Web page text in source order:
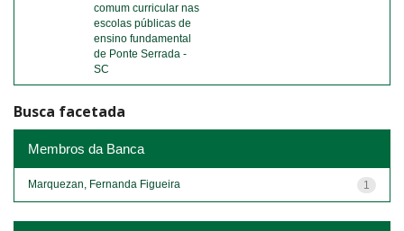
comum curricular nas
escolas públicas de
ensino fundamental
de Ponte Serrada -
SC
Busca facetada
Membros da Banca
1
Marquezan, Fernanda Figueira